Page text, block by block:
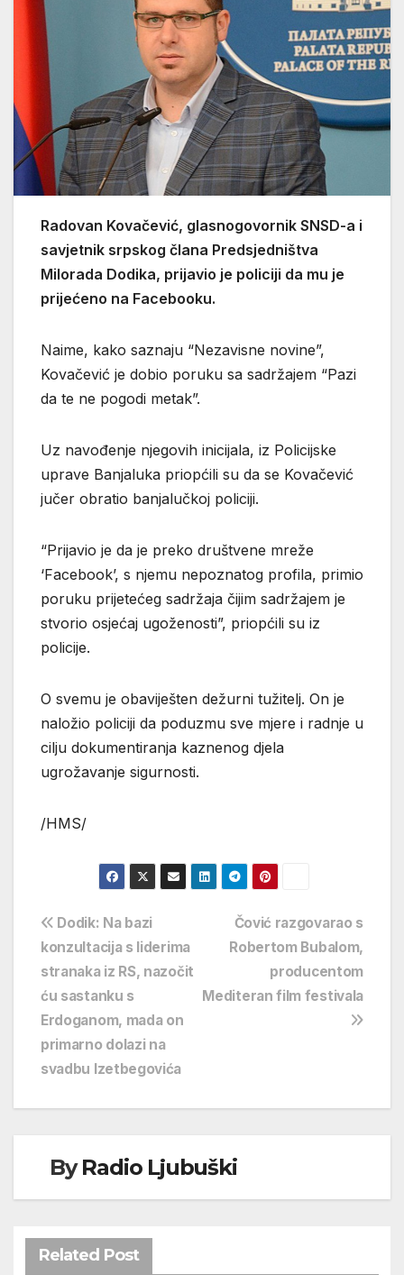
Radovan Kovačević, glasnogovornik SNSD-a i
savjetnik srpskog člana Predsjedništva
Milorada Dodika, prijavio je policiji da mu je
prijećeno na Facebooku.
Naime, kako saznaju “Nezavisne novine”,
Kovačević je dobio poruku sa sadržajem “Pazi
da te ne pogodi metak”.
Uz navođenje njegovih inicijala, iz Policijske
uprave Banjaluka priopćili su da se Kovačević
jučer obratio banjalučkoj policiji.
“Prijavio je da je preko društvene mreže
‘Facebook’, s njemu nepoznatog profila, primio
poruku prijetećeg sadržaja čijim sadržajem je
stvorio osjećaj ugoženosti”, priopćili su iz
policije.
O svemu je obaviješten dežurni tužitelj. On je
naložio policiji da poduzmu sve mjere i radnje u
cilju dokumentiranja kaznenog djela
ugrožavanje sigurnosti.
/HMS/
Navigacija
objava
Čović razgovarao s
Robertom Bubalom,
producentom
Mediteran film festivala
Dodik: Na bazi
konzultacija s liderima
stranaka iz RS, nazočit
ću sastanku s
Erdoganom, mada on
primarno dolazi na
svadbu Izetbegovića
ByRadio Ljubuški
Related Post